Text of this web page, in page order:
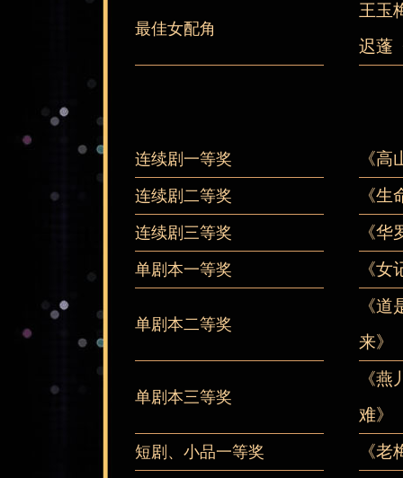
最佳女配角
王玉
迟蓬
连续剧一等奖 《
连续剧二等奖 《
连续剧三等奖 《华
单剧本一等奖 《
单剧本二等奖
《
来》
单剧本三等奖
《
难》
短剧、小品一等奖 《